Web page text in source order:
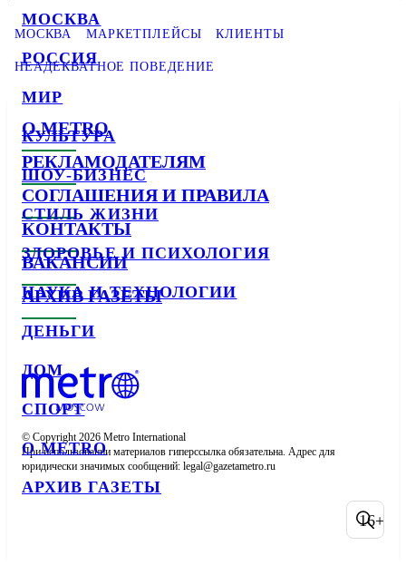
МОСКВА
РОССИЯ
МИР
КУЛЬТУРА
ШОУ-БИЗНЕС
СТИЛЬ ЖИЗНИ
ЗДОРОВЬЕ И ПСИХОЛОГИЯ
НАУКА И ТЕХНОЛОГИИ
ДЕНЬГИ
ДОМ
СПОРТ
О METRO
АРХИВ ГАЗЕТЫ
МОСКВА МАРКЕТПЛЕЙСЫ КЛИЕНТЫ
НЕАДЕКВАТНОЕ ПОВЕДЕНИЕ
О METRO
РЕКЛАМОДАТЕЛЯМ
СОГЛАШЕНИЯ И ПРАВИЛА
КОНТАКТЫ
ВАКАНСИИ
АРХИВ ГАЗЕТЫ
© Copyright 2026 Metro International
При использовании материалов гиперссылка обязательна. Адрес для
юридически значимых сообщений:
16+